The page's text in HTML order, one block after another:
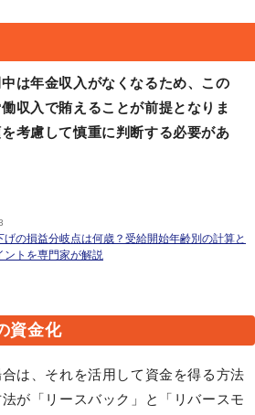
は年金収入がなくなるため、この
収入で賄えることが前提となりま
考慮して慎重に判断する必要があ
げの損益分岐点は何歳？受給開始年齢別の計算と
ントを専門家が解説
資金化
は、それを活用して資金を得る方法
が「リースバック」と「リバースモ